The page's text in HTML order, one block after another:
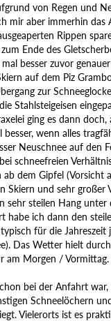
von Regen und
mir aber immerhin das
Rippen
Ende des
besser zuvor
auf dem Piz
zur
Stahlsteigeisen
ging es dann
besser, wenn alles
Neuschnee auf den
schneefreien
dem Gipfel (Vorsicht
Skiern und sehr großer
sehr steilen Hang unter
habe ich dann den
für die
Das Wetter hielt
am Morgen / Vormittag.
bei der Anfahrt
Schneelöchern
Vielerorts ist es